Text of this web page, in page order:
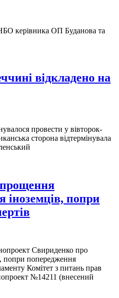
керівника ОП Буданова та
відкладено на
провести у вівторок-
сторона відтермінувала
іноземців, попри
Свириденко про
попри попередження
Комітет з питань прав
№14211 (внесений